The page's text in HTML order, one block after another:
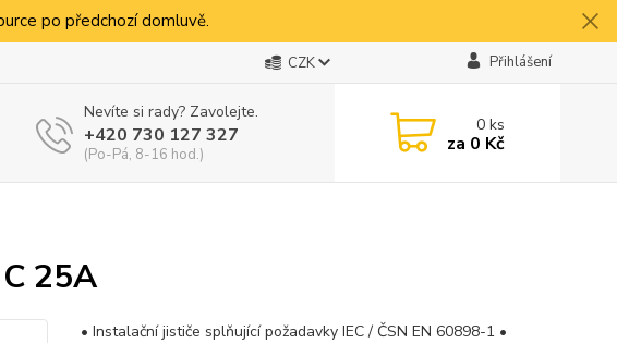
po předchozí domluvě.
CZK Přihlášení
Nevíte si rady? Zavolejte.
+420 730 127 327
(Po-Pá, 8-16 hod.)
0ks
za 0 Kč
25A
• Instalační jističe splňující požadavky IEC / ČSN EN 60898-1 •